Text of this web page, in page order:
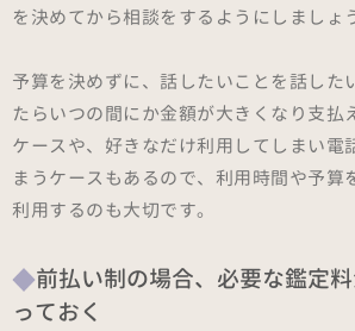
を決めてから相談をするようにしましょ
予算を決めずに、話したいことを話した
たらいつの間にか金額が大きくなり支払
ケースや、好きなだけ利用してしまい電
まうケースもあるので、利用時間や予算
利用するのも大切です。
前払い制の場合、必要な鑑定
っておく